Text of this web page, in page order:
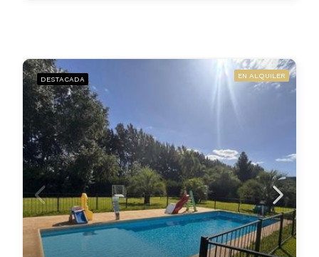
DESTACADA EN ALQUILER